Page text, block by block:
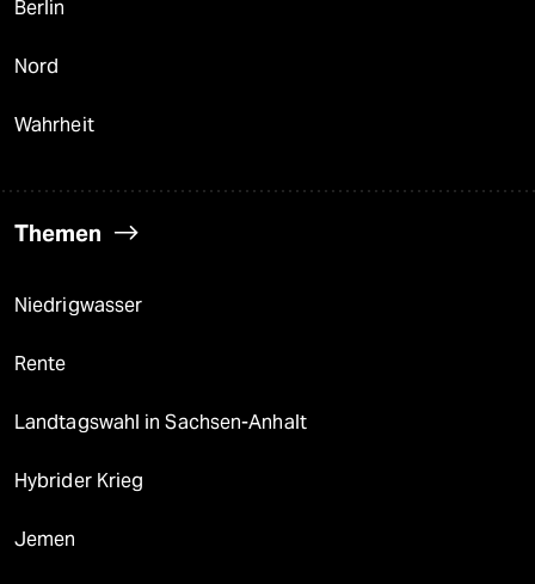
Berlin
Nord
Wahrheit
Themen
Niedrigwasser
Rente
Landtagswahl in Sachsen-Anhalt
Hybrider Krieg
Jemen